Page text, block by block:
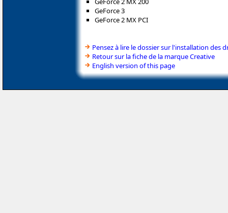
GeForce 3
GeForce 2 MX PCI
Pensez à lire le dossier sur l'installation des
Retour sur la fiche de la marque Creative
English version of this page